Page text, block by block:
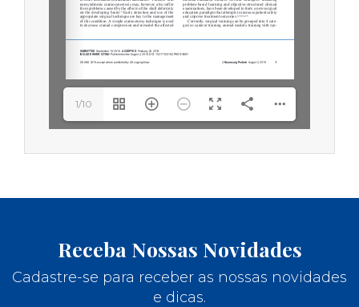
1/10
Receba Nossas Novidades
Cadastre-se para receber as nossas novidades
e dicas.